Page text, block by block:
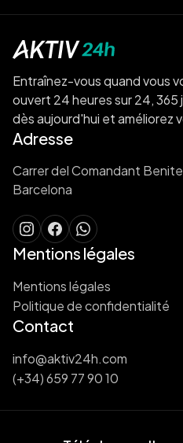
Entraînez-vous quand vous
ouvert 24 heures sur 24, 365
dès aujourd'hui et améliorez
Adresse
Carrer del Comandant
Barcelona
Mentions légales
Mentions légales
Politique de confidentialité
Contact
info@aktiv24h.com
(+34) 659 77 90 10